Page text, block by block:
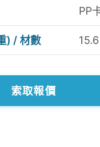
PP
) / 材數
索取報價